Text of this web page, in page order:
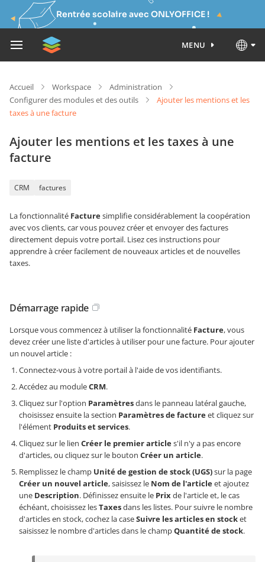
Rentrée scolaire avec ONLYOFFICE !
MENU
Accueil Workspace
Administration
Configurer des modules et des outils
Ajouter les mentions et les
taxes à une facture
Ajouter les mentions et les taxes à une
facture
CRM factures
La fonctionnalité Facturesimplifie considérablement la coopération
avec vos clients, car vous pouvez créer et envoyer des factures
directement depuis votre portail. Lisez ces instructions pour
apprendre à créer facilement de nouveaux articles et de nouvelles
taxes.
Démarrage rapide
Lorsque vous commencez à utiliser la fonctionnalité Facture, vous
devez créer une liste d'articles à utiliser pour une facture. Pour ajouter
un nouvel article :
Connectez-vous à votre portail à l'aide de vos identifiants.
Accédez au moduleCRM.
Cliquez sur l'option Paramètresdans le panneau latéral gauche,
choisissez ensuite la section Paramètres de factureet cliquez sur
l'élément Produits et services.
Cliquez sur le lien Créer le premier articles'il n'y a pas encore
d'articles, ou cliquez sur le bouton Créer un article.
Remplissez le champ Unité de gestion de stock (UGS)sur la page
Créer un nouvel article, saisissez le Nom de l'articleet ajoutez
une Description. Définissez ensuite le Prixde l'article et, le cas
échéant, choisissez lesTaxesdans les listes. Pour suivre le nombre
d'articles en stock, cochez la caseSuivre les articles en stocket
saisissez le nombre d'articles dans le champQuantité de stock.